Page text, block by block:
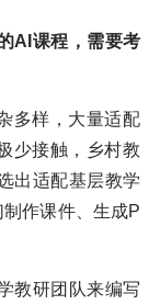
AI课程，需要考
多样，大量适配
少接触，乡村教
出适配基层教学
作课件、生成P
教研团队来编写